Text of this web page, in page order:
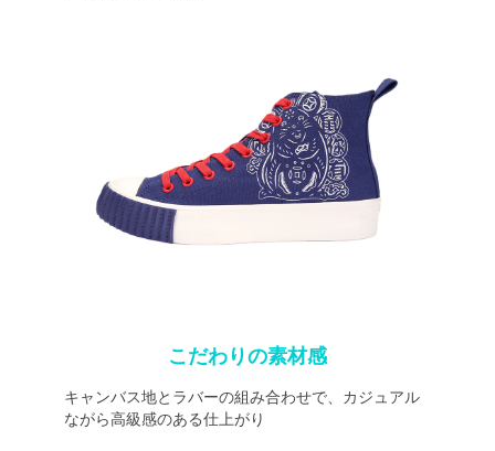
こだわりの素材感
キャンバス地とラバーの組み合わせで、カジュアル
ながら高級感のある仕上がり